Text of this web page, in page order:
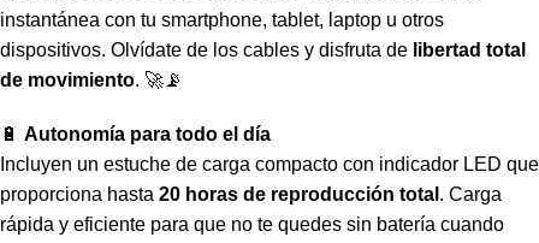
instantánea con tu smartphone, tablet, laptop u otros
dispositivos. Olvídate de los cables y disfruta de libertad total
de movimiento. 🚀📡
🔋 Autonomía para todo el día
Incluyen un estuche de carga compacto con indicador LED que
proporciona hasta 20 horas de reproducción total . Carga
rápida y eficiente para que no te quedes sin batería cuando